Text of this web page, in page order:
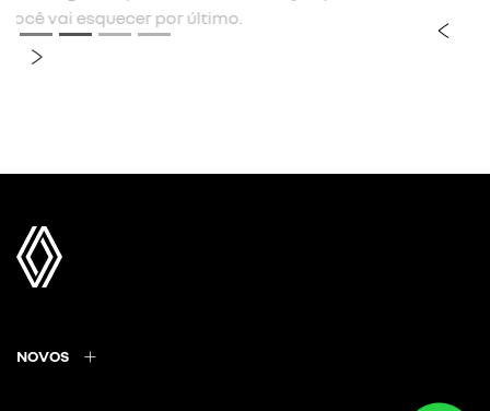
previousnextPróximo
NOVOS